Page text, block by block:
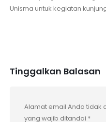
Unisma untuk kegiatan
Tinggalkan Balasan
Alamat email Anda tidak
yang wajib ditandai *